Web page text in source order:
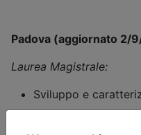
Padova (aggiornato 2/
Laurea Magistrale:
Sviluppo e